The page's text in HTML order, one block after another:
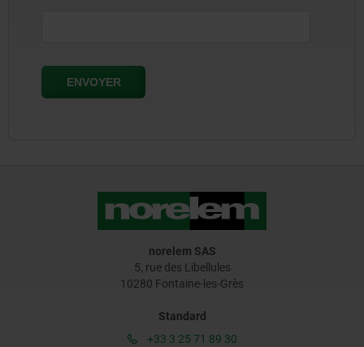
norelem SAS
5, rue des Libellules
10280 Fontaine-les-Grès
Standard
+33 3 25 71 89 30